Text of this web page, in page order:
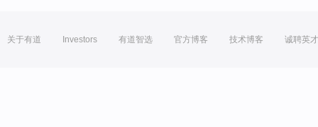
关于有道 Investors 有道智选 官方博客 技术博客 诚聘英才